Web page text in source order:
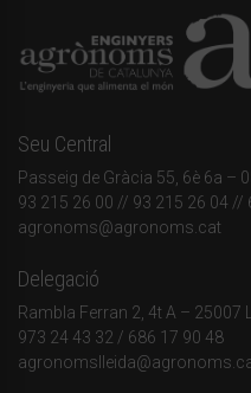
Seu Central
Passeig de Gràcia 55, 6è 6a –
93 215 26 00 // 93 215 26 04 //
agronoms@agronoms.cat
Delegació
Rambla Ferran 2, 4t A – 25007
973 24 43 32 / 686 17 90 48